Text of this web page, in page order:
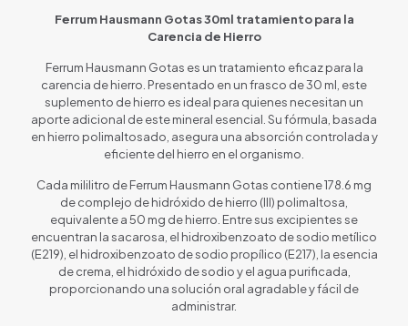
Ferrum Hausmann Gotas 30ml tratamiento para la
Carencia de Hierro
Ferrum Hausmann Gotas es un tratamiento eficaz para la
carencia de hierro. Presentado en un frasco de 30 ml, este
suplemento de hierro es ideal para quienes necesitan un
aporte adicional de este mineral esencial. Su fórmula, basada
en hierro polimaltosado, asegura una absorción controlada y
eficiente del hierro en el organismo.
Cada mililitro de Ferrum Hausmann Gotas contiene 178.6 mg
de complejo de hidróxido de hierro (III) polimaltosa,
equivalente a 50 mg de hierro. Entre sus excipientes se
encuentran la sacarosa, el hidroxibenzoato de sodio metílico
(E219), el hidroxibenzoato de sodio propílico (E217), la esencia
de crema, el hidróxido de sodio y el agua purificada,
proporcionando una solución oral agradable y fácil de
administrar.